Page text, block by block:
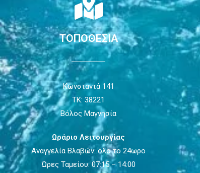
ΤΟΠΟΘΕΣΙΑ
Κωνσταντά 141
ΤΚ: 38221
Βόλος Μαγνησία
Ωράριο Λειτουργίας
Αναγγελία Βλαβών: όλο το 24ωρο
Ώρες Ταμείου: 07:15 – 14:00